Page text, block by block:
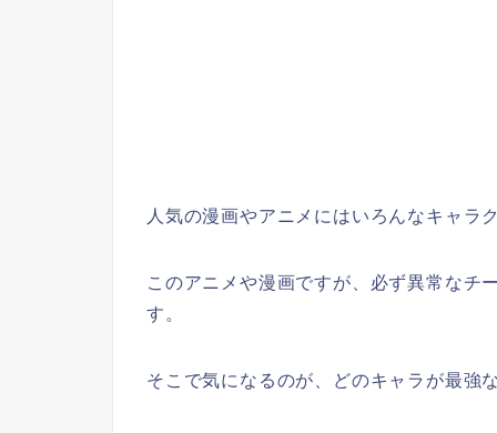
人気の漫画やアニメにはいろんなキャラ
このアニメや漫画ですが、必ず異常なチ
す。
そこで気になるのが、どのキャラが最強